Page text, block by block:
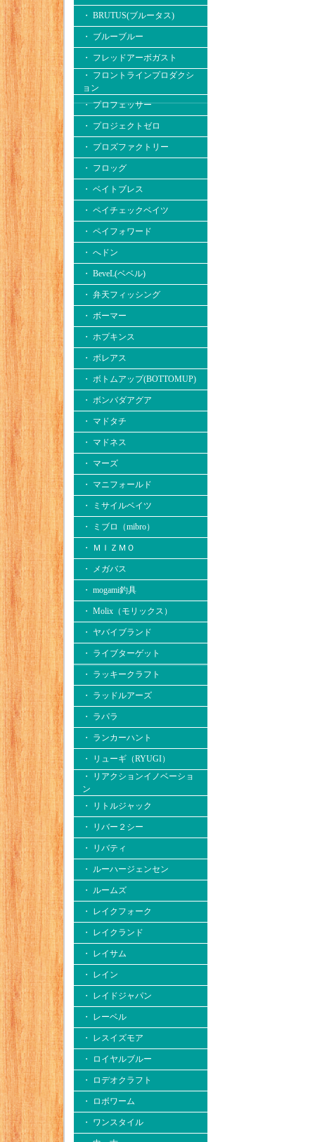
・ BRUTUS(ブルータス)
・ ブルーブルー
・ フレッドアーボガスト
・ フロントラインプロダクシ
ョン
・ プロフェッサー
・ プロジェクトゼロ
・ プロズファクトリー
・ フロッグ
・ ベイトブレス
・ ペイチェックベイツ
・ ペイフォワード
・ へドン
・ BeveL(ベベル)
・ 弁天フィッシング
・ ボーマー
・ ホプキンス
・ ボレアス
・ ボトムアップ(BOTTOMUP)
・ ボンバダアグア
・ マドタチ
・ マドネス
・ マーズ
・ マニフォールド
・ ミサイルベイツ
・ ミブロ（mibro）
・ ＭＩＺＭＯ
・ メガバス
・ mogami釣具
・ Molix（モリックス）
・ ヤバイブランド
・ ライブターゲット
・ ラッキークラフト
・ ラッドルアーズ
・ ラパラ
・ ランカーハント
・ リューギ（RYUGI）
・ リアクションイノベーショ
ン
・ リトルジャック
・ リバー２シー
・ リバティ
・ ルーハージェンセン
・ ルームズ
・ レイクフォーク
・ レイクランド
・ レイサム
・ レイン
・ レイドジャパン
・ レーベル
・ レスイズモア
・ ロイヤルブルー
・ ロデオクラフト
・ ロボワーム
・ ワンスタイル